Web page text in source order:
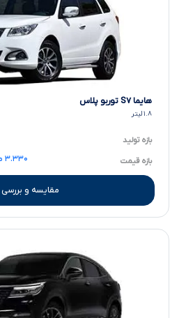
هایما S۷ توربو پلاس
۱.۸ لیتر
بازه تولید
بازه قیمت ۳.۳۳۰ میلیارد تا ۴.۲۸۰ میلیارد تومانءءء
مقایسه و بررسی